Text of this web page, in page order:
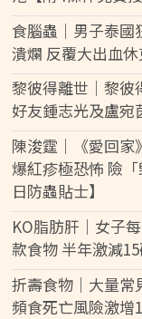
食腦蟲｜男子泰國
潰爛 反覆大出血
黎彼得離世｜黎彼
好友鍾志光及盧宛
陳浚霆｜《愛回家
爆紅疹極恐怖 險
日防蟲貼士】
KO脂肪肝｜女子
款食物 半年激減
折壽食物｜大量
頻食死亡風險激增